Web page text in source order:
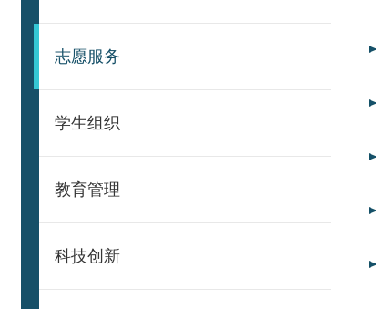
志愿服务
学生组织
教育管理
科技创新